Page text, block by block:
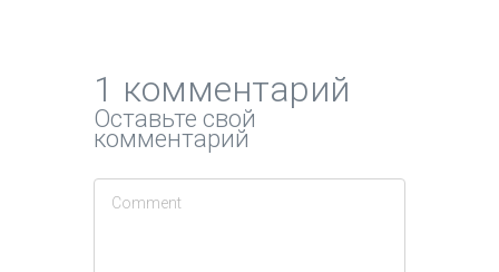
1 комментарий
Оставьте свой
комментарий